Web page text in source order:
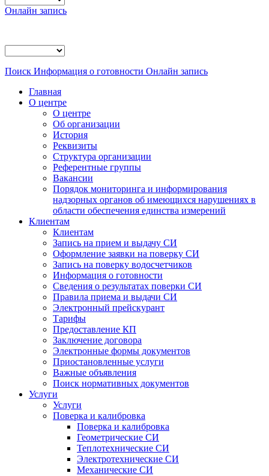
Онлайн запись
Поиск Информация о готовности Онлайн запись
Главная
О центре
О центре
Об организации
История
Реквизиты
Структура организации
Референтные группы
Вакансии
Порядок мониторинга и информирования
надзорных органов об имеющихся нарушениях в
области обеспечения единства измерений
Клиентам
Клиентам
Запись на прием и выдачу СИ
Оформление заявки на поверку СИ
Запись на поверку водосчетчиков
Информация о готовности
Сведения о результатах поверки СИ
Правила приема и выдачи СИ
Электронный прейскурант
Тарифы
Предоставление КП
Заключение договора
Электронные формы документов
Приостановленные услуги
Важные объявления
Поиск нормативных документов
Услуги
Услуги
Поверка и калибровка
Поверка и калибровка
Геометрические СИ
Теплотехнические СИ
Электротехнические СИ
Механические СИ